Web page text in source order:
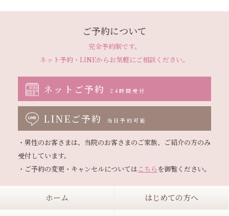
ご予約について
完全予約制です。
ネット予約・LINEからお気軽にご相談ください。
ネットご予約 24時間受付
LINEご予約 当日予約可能
・男性のお客さまは、当院のお客さまのご家族、ご紹介の方のみ
受付しています。
・ご予約の変更・キャンセルについてはこちら
ホーム はじめての方へ